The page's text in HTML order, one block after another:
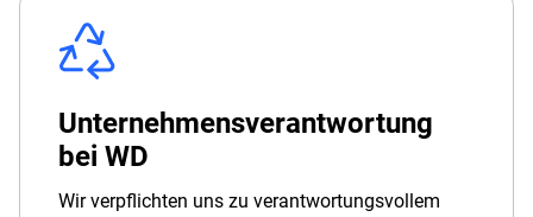
Unternehmensverantwortung
bei WD
Wir verpflichten uns zu verantwortungsvollem